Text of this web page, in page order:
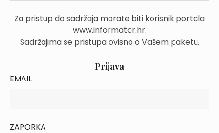
Za pristup do sadržaja morate biti korisnik portala
www.informator.hr.
Sadržajima se pristupa ovisno o Vašem paketu.
Prijava
EMAIL
ZAPORKA